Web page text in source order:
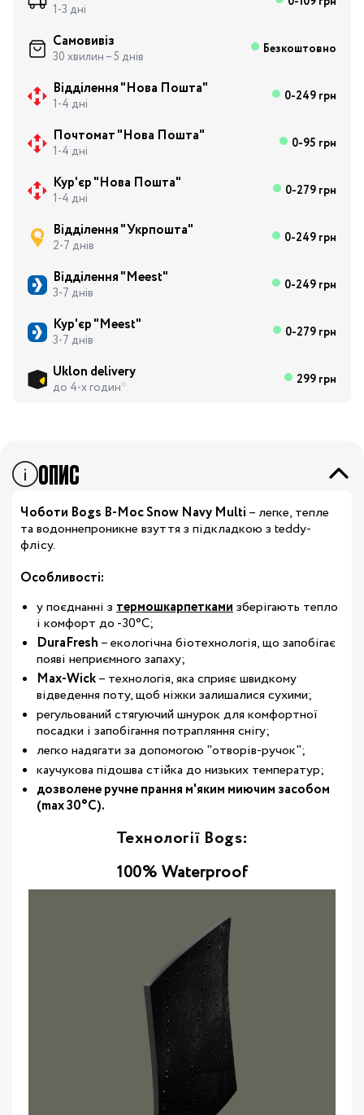
1-3 дні
Самовивіз
30 хвилин – 5 днів Безкоштовно
Відділення "Нова Пошта"
1-4 дні 0-249 грн
Почтомат "Нова Пошта"
1-4 дні 0-95 грн
Кур'єр "Нова Пошта"
1-4 дні 0-279 грн
Відділення "Укрпошта"
2-7 днів 0-249 грн
Відділення "Meest"
3-7 днів 0-249 грн
Кур'єр "Meest"
3-7 днів 0-279 грн
Uklon delivery
до 4-х годин* 299 грн
ОПИС
Чоботи Bogs B-Moc Snow Navy Multi – легке, тепле
та водоннепроникне взуття з підкладкою з teddy-
флісу.
Особливості:
у поєднанні з термошкарпеткамизберігають тепло
і комфорт до -30°С;
DuraFresh – екологічна біотехнологія, що запобігає
появі неприємного запаху;
Max-Wick– технологія, яка сприяє швидкому
відведення поту, щоб ніжки залишалися сухими;
регульований стягуючий шнурок для комфортної
посадки і запобігання потрапляння снігу;
легко надягати за допомогою "отворів-ручок";
каучукова підошва стійка до низьких температур;
дозволене ручне прання м'яким миючим засобом
(max 30°С).
Технології Bogs:
100% Waterproof